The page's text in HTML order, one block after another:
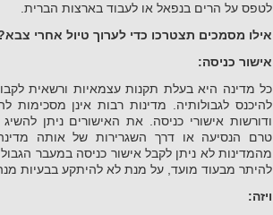
לטפס על הרים בנפאל או לעבוד בארצות הברית.
אילו מסמכים תצטרכו כדי לערוך טיול אחרי
אישור כניסה:
כל מדינה היא בעלת תקנות עצמאיות ורשאית לקבוע
להיכנס לגבולותיה. מדינות רבות אינן
ודורשות אישורי כניסה. את האישורים ניתן להשיג
טרם הנסיעה או דרך השגרירות של אותה
מהמדינות לא ניתן לקבל אישור כניסה במעבר
להיתר מבעוד מועד, על מנת לא להיתקע בבעיות
ויזה: